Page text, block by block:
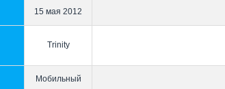
15 мая 2012
Trinity
Мобильный